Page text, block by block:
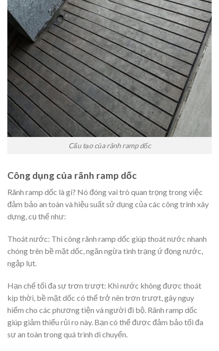
Cấu tạo của rãnh ramp dốc
Công dụng của rãnh ramp dốc
Rãnh ramp dốc là gì? Nó đóng vai trò quan trọng trong việc
đảm bảo an toàn và hiệu suất sử dụng của các công trình xây
dựng, cụ thể như:
Thoát nước: Thi công rãnh ramp dốc giúp thoát nước nhanh
chóng trên bề mặt dốc, ngăn ngừa tình trạng ứ đọng nước,
ngập lụt.
Hạn chế tối đa sự trơn trượt: Khi nước không được thoát
kịp thời, bề mặt dốc có thể trở nên trơn trượt, gây nguy
hiểm cho các phương tiện và người đi bộ. Rãnh ramp dốc
giúp giảm thiểu rủi ro này. Bạn có thể được đảm bảo tối đa
sự an toàn trong quá trình di chuyển.